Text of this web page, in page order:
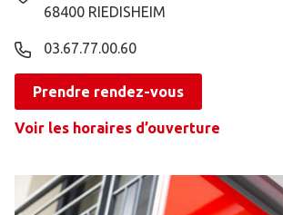
68400 RIEDISHEIM
03.67.77.00.60
Prendre rendez-vous
Voir les horaires d’ouverture